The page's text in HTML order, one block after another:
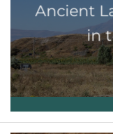
Ancient
in